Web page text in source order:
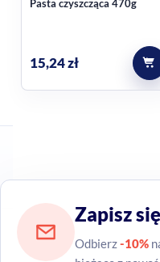
Pasta czyszcząca 470g
15,24zł
Zapisz
Odbierz-10%